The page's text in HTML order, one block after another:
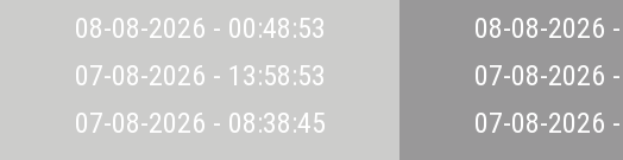
08-08-2026 - 00:48:53
07-08-2026 - 13:58:53
07-08-2026 - 08:38:45
08-08-2026
07-08-2026
07-08-2026